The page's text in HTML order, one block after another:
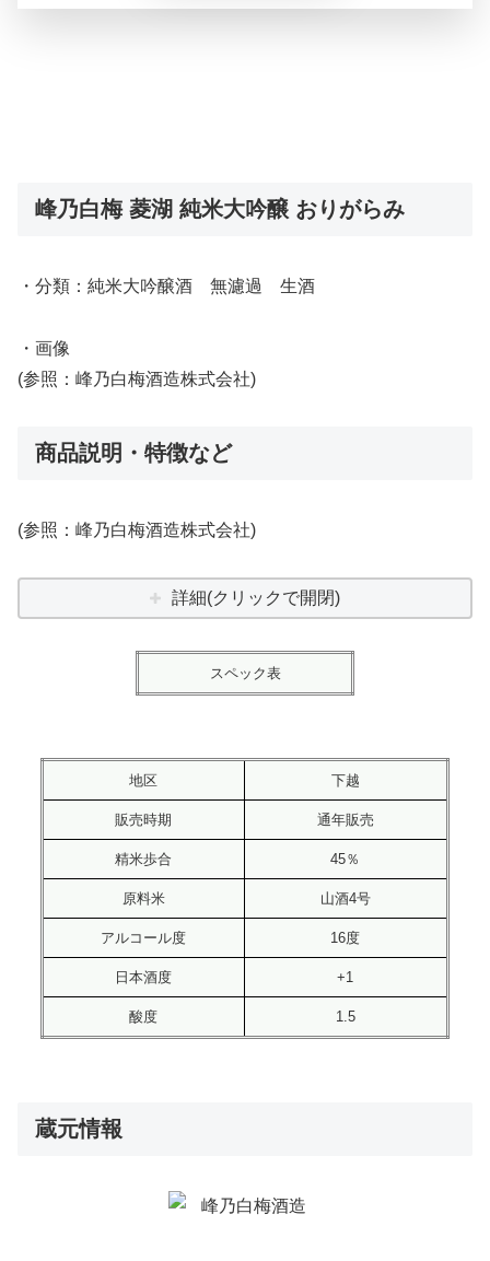
峰乃白梅 菱湖 純米大吟醸 おりがらみ
・分類：純米大吟醸酒 無濾過 生酒
・画像
(参照：峰乃白梅酒造株式会社)
商品説明・特徴など
(参照：峰乃白梅酒造株式会社)
詳細(クリックで開閉)
スペック表
地区 下越
販売時期 通年販売
精米歩合 45％
原料米 山酒4号
アルコール度 16度
日本酒度 +1
酸度 1.5
蔵元情報